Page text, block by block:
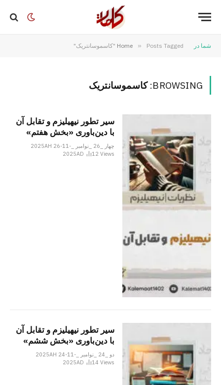
شما در Home » Posts Tagged "کاسموسانتریک"
BROWSING: کاسموسانتریک
سیر تطور نیهیلیزم و تقابل آن
با دین‌باوری «بخش هفتم»
چهار _26 _نوامبر _2025AH 26-11-
2025AD
12Views
سیر تطور نیهیلیزم و تقابل آن
با دین‌باوری «بخش ششم»
دو _24 _نوامبر _2025AH 24-11-
2025AD
14Views